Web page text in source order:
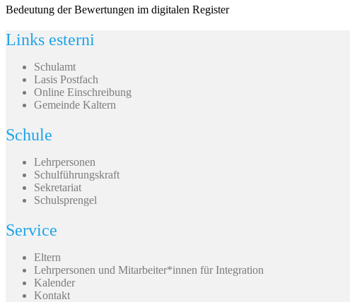
Bedeutung der Bewertungen im digitalen Register
Links esterni
Schulamt
Lasis Postfach
Online Einschreibung
Gemeinde Kaltern
Schule
Lehrpersonen
Schulführungskraft
Sekretariat
Schulsprengel
Service
Eltern
Lehrpersonen und Mitarbeiter*innen für Integration
Kalender
Kontakt